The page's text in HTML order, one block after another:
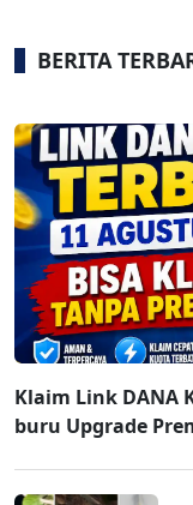
BERITA
Klaim Link DANA
buru Upgrade